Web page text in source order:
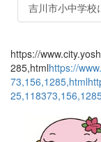
吉川市小中学校
https://
285,htmlhttps://
73,156,1285,html